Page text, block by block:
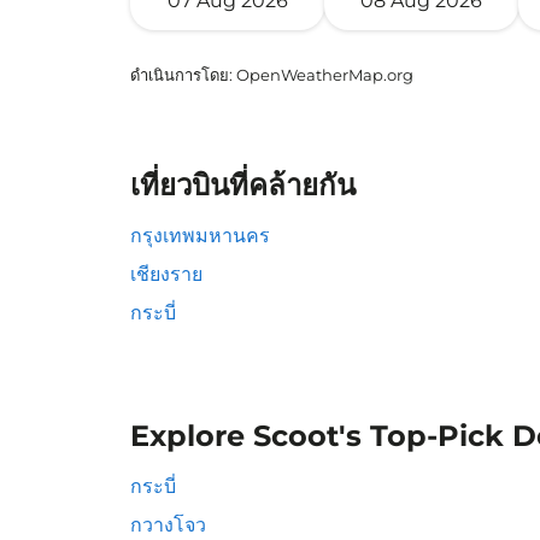
ดำเนินการโดย: OpenWeatherMap.org
เที่ยวบินที่คล้ายกัน
กรุงเทพมหานคร
เชียงราย
กระบี่
Explore Scoot's Top-Pick
กระบี่
กวางโจว